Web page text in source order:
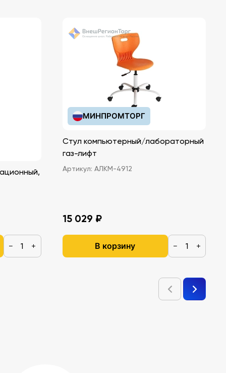
− +
МИНПРОМТОРГ
Стул компьютерный/лабораторный
газ-лифт
Артикул: АЛКМ-4912
15 029 ₽
В корзину − +